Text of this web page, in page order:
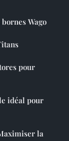
Wago
pour
idéal pour
la